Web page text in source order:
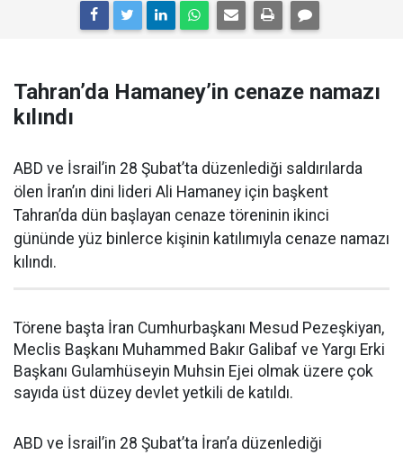
Tahran’da Hamaney’in cenaze namazı
kılındı
ABD ve İsrail’in 28 Şubat’ta düzenlediği saldırılarda
ölen İran’ın dini lideri Ali Hamaney için başkent
Tahran’da dün başlayan cenaze töreninin ikinci
gününde yüz binlerce kişinin katılımıyla cenaze namazı
kılındı.
Törene başta İran Cumhurbaşkanı Mesud Pezeşkiyan,
Meclis Başkanı Muhammed Bakır Galibaf ve Yargı Erki
Başkanı Gulamhüseyin Muhsin Ejei olmak üzere çok
sayıda üst düzey devlet yetkili de katıldı.
ABD ve İsrail’in 28 Şubat’ta İran’a düzenlediği